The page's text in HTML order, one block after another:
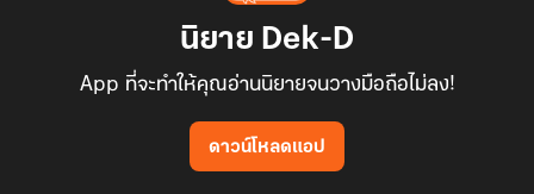
นิยาย Dek-D
App ที่จะทำให้คุณอ่านนิยายจนวางมือถือไม่ลง!
ดาวน์โหลดแอป